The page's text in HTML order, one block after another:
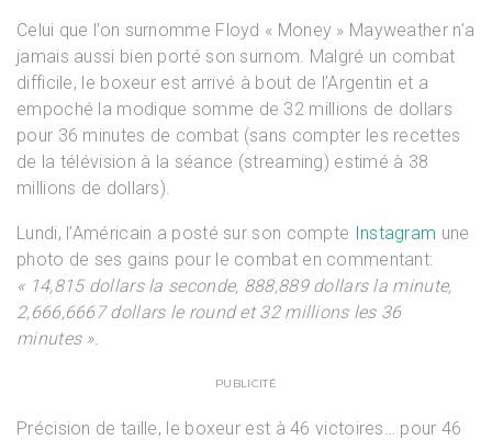
Celui que l’on surnomme Floyd « Money » Mayweather n’a
jamais aussi bien porté son surnom. Malgré un combat
difficile, le boxeur est arrivé à bout de l’Argentin et a
empoché la modique somme de 32 millions de dollars
pour 36 minutes de combat (sans compter les recettes
de la télévision à la séance (streaming) estimé à 38
millions de dollars).
Lundi, l’Américain a posté sur son compte Instagram une
photo de ses gains pour le combat en commentant:
« 14,815 dollars la seconde, 888,889 dollars la minute,
2,666,6667 dollars le round et 32 millions les 36
minutes ».
PUBLICITÉ
Précision de taille, le boxeur est à 46 victoires… pour 46